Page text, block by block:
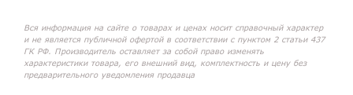
Вся информация на сайте о товарах и ценах носит справочный характер
и не является публичной офертой в соответствии с пунктом 2 статьи 437
ГК РФ. Производитель оставляет за собой право изменять
характеристики товара, его внешний вид, комплектность и цену без
предварительного уведомления продавца